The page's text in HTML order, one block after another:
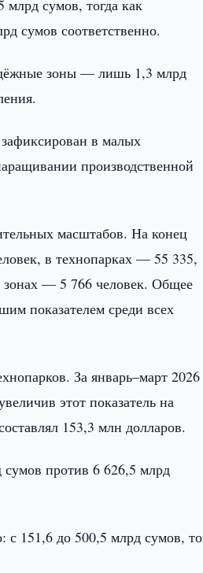
сумов, тогда как
сумов соответственно.
зоны — лишь 1,3 млрд
в малых
производственной
масштабов. На конец
в технопарках — 55 335,
— 5 766 человек. Общее
показателем среди всех
За январь–март 2026
этот показатель на
153,3 млн долларов.
против 6 626,5 млрд
с 151,6 до 500,5 млрд сумов, то